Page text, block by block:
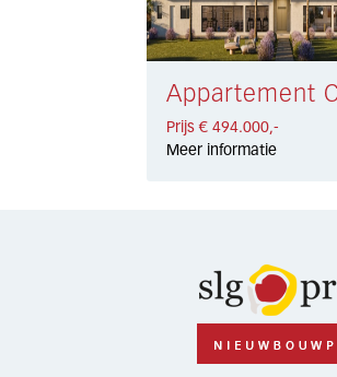
Prijs € 494.000,-
Meer informatie